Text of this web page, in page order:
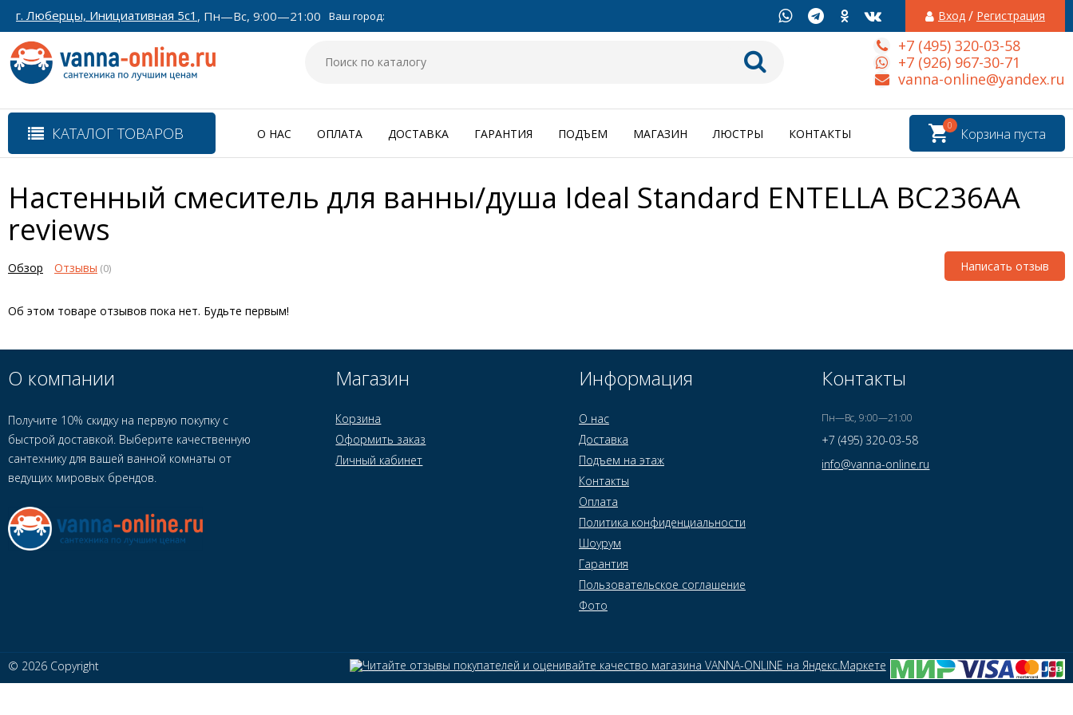
г. Люберцы, Инициативная 5с1 , Пн—Вс, 9:00—21:00 Ваш город: Вход / Регистрация
+7 (495) 320-03-58
+7 (926) 967-30-71
vanna-online@yandex.ru
КАТАЛОГ ТОВАРОВ Корзина пуста
0
О НАС ОПЛАТА ДОСТАВКА ГАРАНТИЯ ПОДЪЕМ МАГАЗИН ЛЮСТРЫ КОНТАКТЫ
Настенный смеситель для ванны/душа Ideal Standard ENTELLA BC236AA
reviews
Обзор Отзывы (0) Написать отзыв
Об этом товаре отзывов пока нет. Будьте первым!
О компании
Получите 10% скидку на первую покупку с
быстрой доставкой. Выберите качественную
сантехнику для вашей ванной комнаты от
ведущих мировых брендов.
Магазин
Корзина
Оформить заказ
Личный кабинет
Информация
О нас
Доставка
Подъем на этаж
Контакты
Оплата
Политика конфиденциальности
Шоурум
Гарантия
Пользовательское соглашение
Фото
Контакты
Пн—Вс, 9:00—21:00
+7 (495) 320-03-58
info@vanna-online.ru
© 2026 Copyright